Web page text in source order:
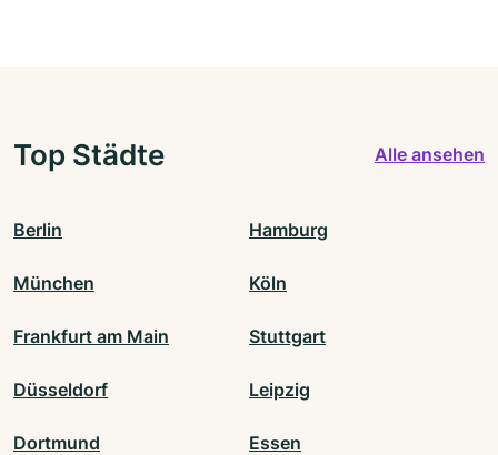
Top Städte Alle ansehen
Berlin Hamburg
München Köln
Frankfurt am Main Stuttgart
Düsseldorf Leipzig
Dortmund Essen